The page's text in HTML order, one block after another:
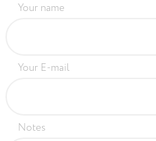
Your name
Your E-mail
Notes